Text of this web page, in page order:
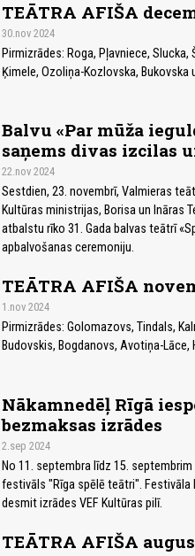
TEĀTRA AFIŠA
30.nov 2024
Pirmizrādes: Roga, Pļavniece,
Ķimele, Ozoliņa-Kozlovska, Bukovska
Balvu «Par mūža
saņems divas izcilas
22.nov 2024
Sestdien, 23. novembrī, Valmieras
Kultūras ministrijas, Borisa un Ināras
atbalstu rīko 31. Gada balvas teātrī
apbalvošanas ceremoniju.
TEĀTRA AFIŠA
1.nov 2024
Pirmizrādes: Golomazovs, Tindals,
Budovskis, Bogdanovs, Avotiņa-
Nākamnedēļ Rīgā
bezmaksas izrādes
2.sep 2024
No 11. septembra līdz 15.
festivāls "Rīga spēlē teātri".
desmit izrādes VEF Kultūras pilī.
TEĀTRA AFIŠA